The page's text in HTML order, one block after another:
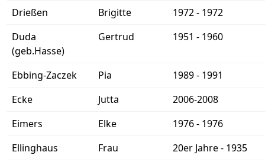
Drießen
Brigitte
1972 - 1972
Duda
(geb.Hasse)
Gertrud 1951 - 1960
Ebbing-Zaczek Pia
1989 - 1991
Ecke
Jutta
2006-2008
Eimers
Elke
1976 - 1976
Ellinghaus
Frau
20er Jahre - 1935